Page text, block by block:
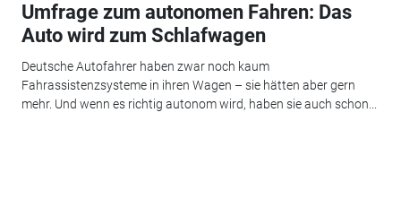
Umfrage zum autonomen Fahren: Das
Auto wird zum Schlafwagen
Deutsche Autofahrer haben zwar noch kaum
Fahrassistenzsysteme in ihren Wagen – sie hätten aber gern
mehr. Und wenn es richtig autonom wird, haben sie auch schon...